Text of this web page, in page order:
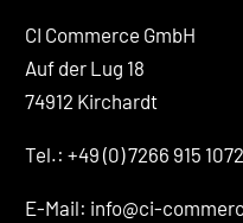
CI Commerce GmbH
Auf der Lug 18
74912 Kirchardt
Tel.: +49 (0) 7266 915 1072
E-Mail: info@ci-